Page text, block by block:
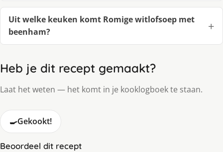
Uit welke keuken komt Romige witlofsoep met
beenham?
Heb je dit recept gemaakt?
Laat het weten — het komt in je kooklogboek te staan.
🍳Gekookt!
Beoordeel dit recept